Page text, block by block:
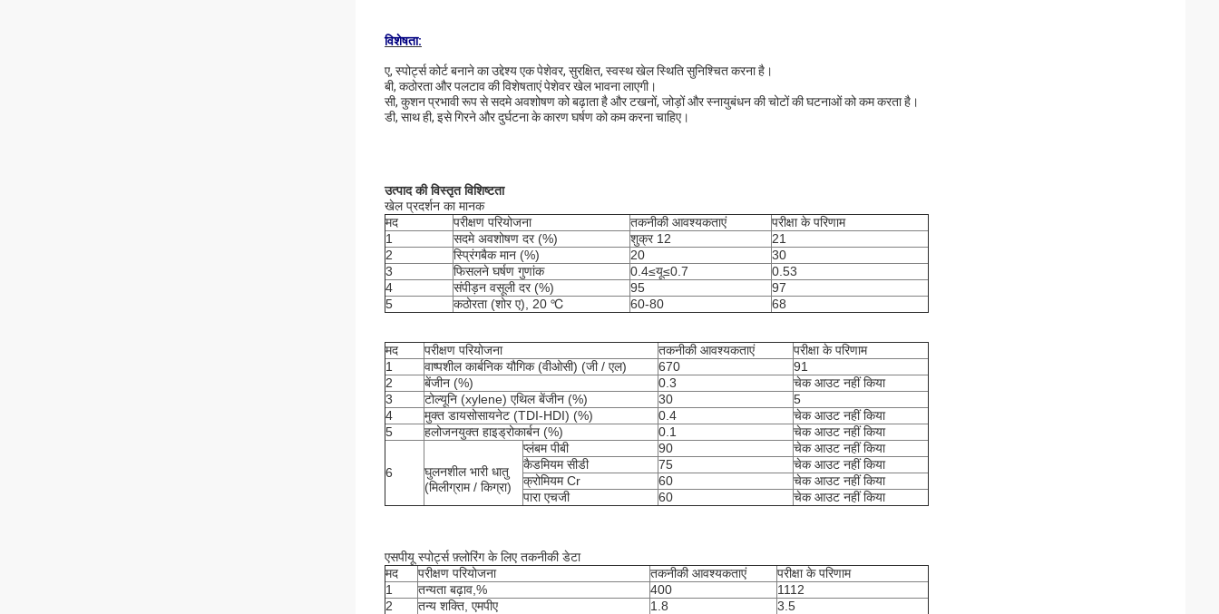
विशेषता:
ए, स्पोर्ट्स कोर्ट बनाने का उद्देश्य एक पेशेवर, सुरक्षित, स्वस्थ खेल स्थिति सुनिश्चित करना है।
बी, कठोरता और पलटाव की विशेषताएं पेशेवर खेल भावना लाएगी।
सी, कुशन प्रभावी रूप से सदमे अवशोषण को बढ़ाता है और टखनों, जोड़ों और स्नायुबंधन की चोटों की घटनाओं को कम करता है।
डी, साथ ही, इसे गिरने और दुर्घटना के कारण घर्षण को कम करना चाहिए।
उत्पाद की विस्तृत विशिष्टता
खेल प्रदर्शन का मानक
मद
परीक्षण परियोजना तकनीकी आवश्यकताएं
परीक्षा के परिणाम
1
सदमे अवशोषण दर (%) शुक्र 12
21
2
स्प्रिंगबैक मान (%) 20
30
3
फिसलने घर्षण गुणांक 0.4≤यू≤0.7
0.53
4
संपीड़न वसूली दर (%) 95
97
5
कठोरता (शोर ए), 20 ℃ 60-80 68
मद परीक्षण परियोजना तकनीकी आवश्यकताएं
परीक्षा के परिणाम
1
वाष्पशील कार्बनिक यौगिक (वीओसी) (जी / एल) 670
91
2
बेंजीन (%) 0.3
चेक आउट नहीं किया
3
टोल्यूनि (xylene) एथिल बेंजीन (%) 30
5
4
मुक्त डायसोसायनेट (TDI-HDI) (%) 0.4
चेक आउट नहीं किया
5
हलोजनयुक्त हाइड्रोकार्बन (%) 0.1 चेक आउट नहीं किया
6
घुलनशील भारी धातु
(मिलीग्राम / किग्रा)
प्लंबम पीबी 90
चेक आउट नहीं किया
कैडमियम सीडी
75
चेक आउट नहीं किया
क्रोमियम Cr
60
चेक आउट नहीं किया
पारा एचजी
60 चेक आउट नहीं किया
एसपीयू स्पोर्ट्स फ़्लोरिंग के लिए तकनीकी डेटा
मद
परीक्षण परियोजना तकनीकी आवश्यकताएं
परीक्षा के परिणाम
1
तन्यता बढ़ाव,% 400
1112
2
तन्य शक्ति, एमपीए 1.8 3.5